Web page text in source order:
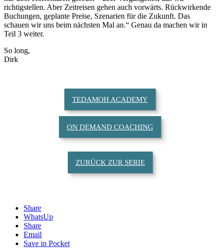
richtigstellen. Aber Zeitreisen gehen auch vorwärts. Rückwirkende
Buchungen, geplante Preise, Szenarien für die Zukunft. Das
schauen wir uns beim nächsten Mal an.“ Genau da machen wir in
Teil 3 weiter.
So long,
Dirk
TEDAMOH ACADEMY
ON DEMAND COACHING
ZURÜCK ZUR SERIE
Share
WhatsUp
Share
Email
Save in Pocket